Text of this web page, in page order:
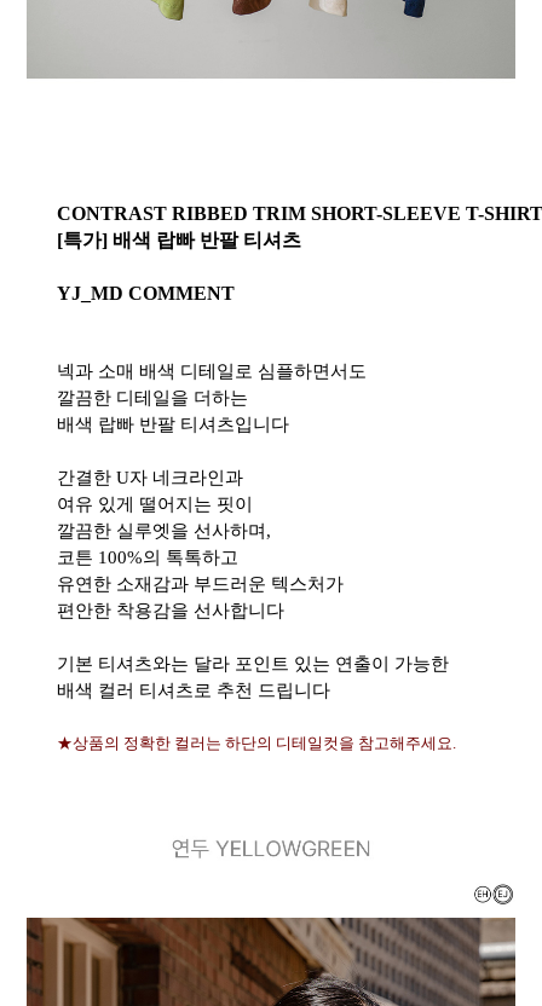
CONTRAST RIBBED TRIM SHORT-SLEEVE T-SHIRT
[특가] 배색 랍빠 반팔 티셔츠
YJ_MD COMMENT
넥과 소매 배색 디테일로 심플하면서도
깔끔한 디테일을 더하는
배색 랍빠 반팔 티셔츠입니다
간결한 U자 네크라인과
여유 있게 떨어지는 핏이
깔끔한 실루엣을 선사하며,
코튼 100%의 톡톡하고
유연한 소재감과 부드러운 텍스처가
편안한 착용감을 선사합니다
기본 티셔츠와는 달라 포인트 있는 연출이 가능한
배색 컬러 티셔츠로 추천 드립니다
★상품의 정확한 컬러는 하단의 디테일컷을 참고해주세요.